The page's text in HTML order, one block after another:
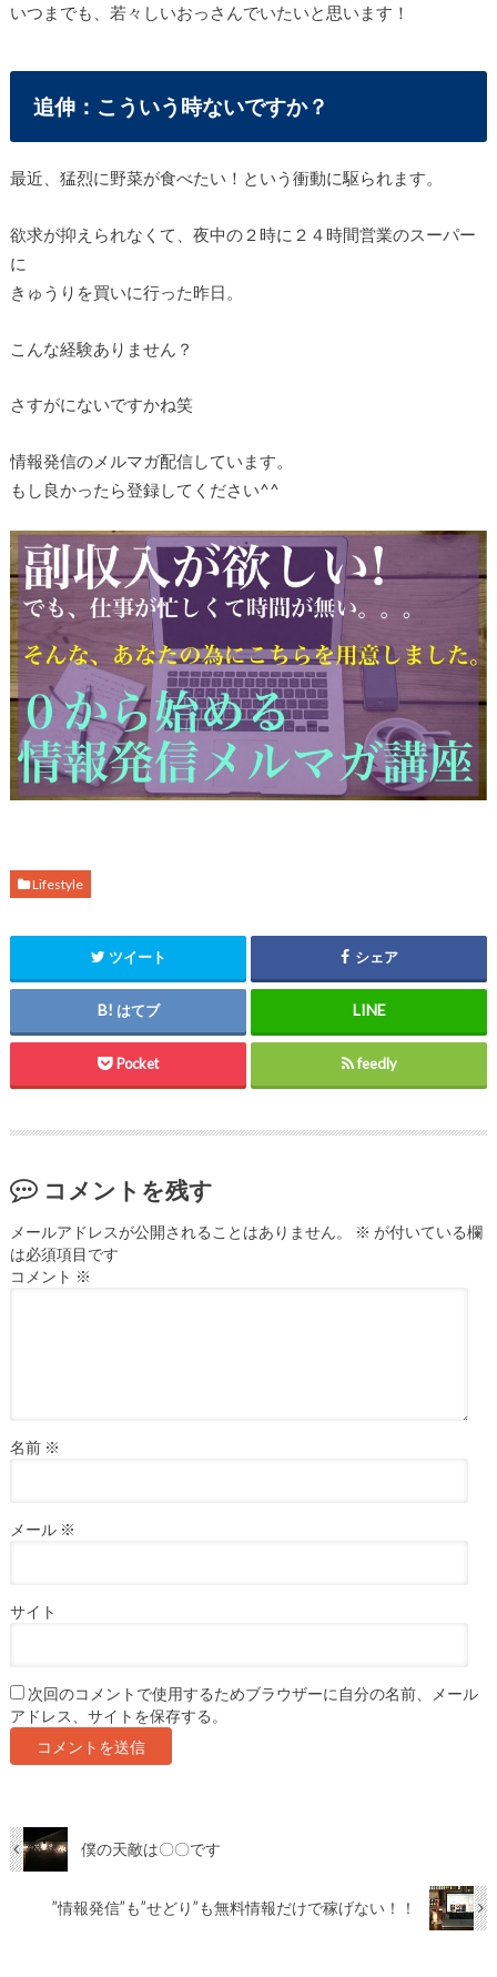
いつまでも、若々しいおっさんでいたいと思います！
追伸：こういう時ないですか？
最近、猛烈に野菜が食べたい！という衝動に駆られます。
欲求が抑えられなくて、夜中の２時に２４時間営業のスーパー
に
きゅうりを買いに行った昨日。
こんな経験ありません？
さすがにないですかね笑
情報発信のメルマガ配信しています。
もし良かったら登録してください^^
Lifestyle
ツイート シェア
はてブ
Pocket feedly
コメントを残す
メールアドレスが公開されることはありません。 ※ が付いている欄
は必須項目です
コメント ※
名前 ※
メール ※
サイト
次回のコメントで使用するためブラウザーに自分の名前、メール
アドレス、サイトを保存する。
僕の天敵は〇〇です
”情報発信”も”せどり”も無料情報だけで稼げない！！